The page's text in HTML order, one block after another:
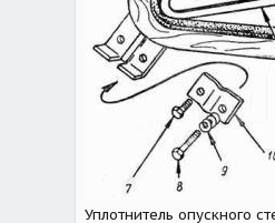
Уплотнитель